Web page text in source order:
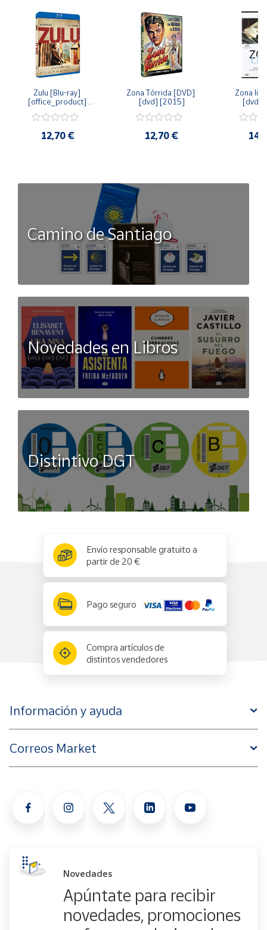
Zulu [Blu-ray]
[office_product]
12,70 €
Zona Tórrida [DVD]
[dvd] [2015]
12,70 €
Zona
[dvd]
Camino de Santiago
Novedades en Libros
Distintivo DGT
Envío responsable gratuito a
partir de 20 €
Pago seguro
Compra artículos de
distintos vendedores
Información y ayuda
Correos Market
Novedades
Apúntate para recibir
novedades, promociones